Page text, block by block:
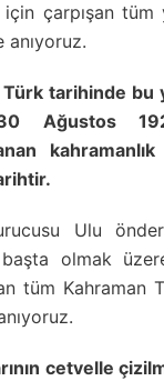
çarpışan tüm
anıyoruz.
tarihinde bu
30 Ağustos
Ulu
olmak
tüm Kahraman
cetvelle